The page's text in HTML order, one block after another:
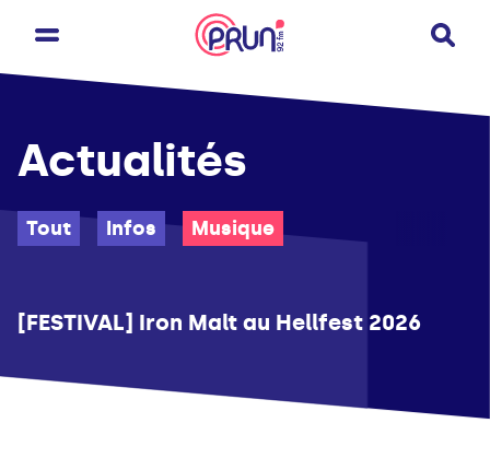
Actualités
Tout Infos
Musique
[FESTIVAL] Iron Malt au Hellfest 2026